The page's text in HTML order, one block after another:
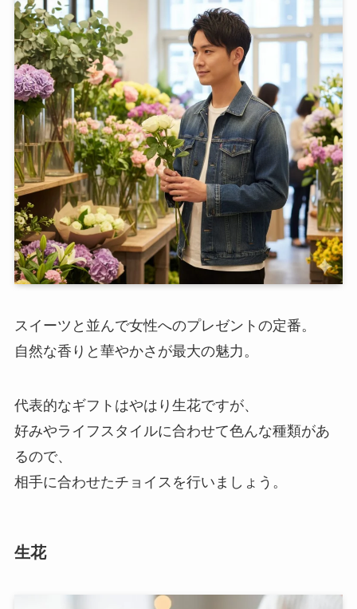
スイーツと並んで女性へのプレゼントの定番。
自然な香りと華やかさが最大の魅力。
代表的なギフトはやはり生花ですが、
好みやライフスタイルに合わせて色んな種類があ
るので、
相手に合わせたチョイスを行いましょう。
生花